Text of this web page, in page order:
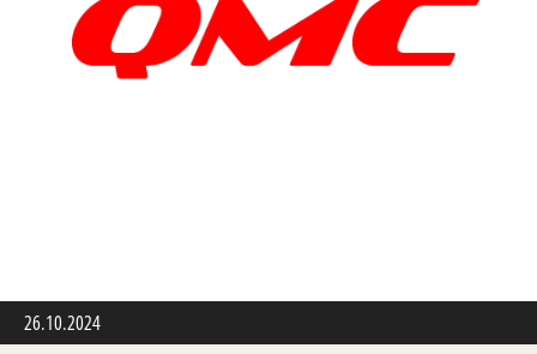
26.10.2024